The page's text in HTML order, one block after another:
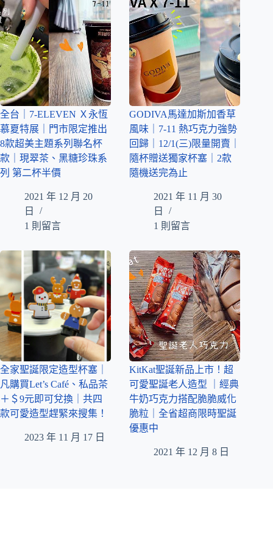
全台｜7-ELEVEN Ｘ永恆
慕夏特展｜門市限定推出
8款超美主題系列聯名杯
款｜現翠茶、黑糖珍珠系
列 第二杯半價
2021 年 12 月 20
日
1 則留言
GODIVA馬達加斯加香草
風味｜7-11 熱巧克力強勢
回歸｜12/1(三)限量開賣｜
隨杯贈送獨家杯塞｜2款
隨機送完為止
2021 年 11 月 30
日
1 則留言
全家聖誕限定造型杯塞｜
凡購買Let’s Café、私品茶
＋＄9元即可兌換｜共四
款可愛造型趕緊來搜集！
2023 年 11 月 17 日
KitKat聖誕新品上市！超
可愛聖誕老人造型 ｜經典
牛奶巧克力搭配脆脆威化
脆粒｜全省超商限時聖誕
優惠中
2021 年 12 月 8 日